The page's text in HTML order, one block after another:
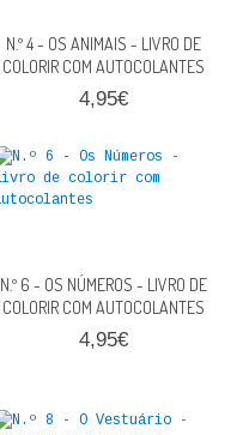
N.º 4 - OS ANIMAIS - LIVRO DE
COLORIR COM AUTOCOLANTES
4,95€
N.º 6 - OS NÚMEROS - LIVRO DE
COLORIR COM AUTOCOLANTES
4,95€